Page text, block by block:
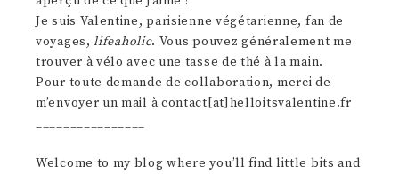
Je suis Valentine, parisienne végétarienne, fan de
voyages,lifeaholic. Vous pouvez généralement me
trouver à vélo avec une tasse de thé à la main.
Pour toute demande de collaboration, merci de
m’envoyer un mail à contact[at]helloitsvalentine.fr
________________
Welcome to my blog where you’ll find little bits and